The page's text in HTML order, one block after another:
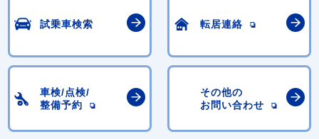
試乗車検索 転居連絡
車検/点検/
整備予約
その他の
お問い合わせ